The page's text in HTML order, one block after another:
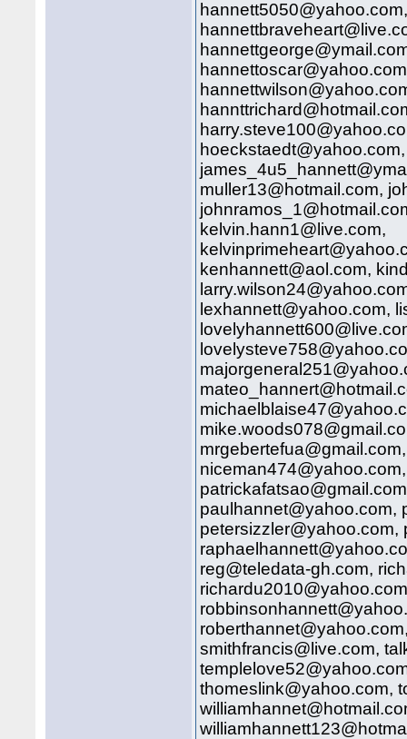
muller13@hotmail.com,
kelvin.hann1@live.com,
kenhannett@aol.com,
lexhannett@yahoo.com,
paulhannet@yahoo.com,
reg@teledata-gh.com,
smithfrancis@live.com,
thomeslink@yahoo.com,